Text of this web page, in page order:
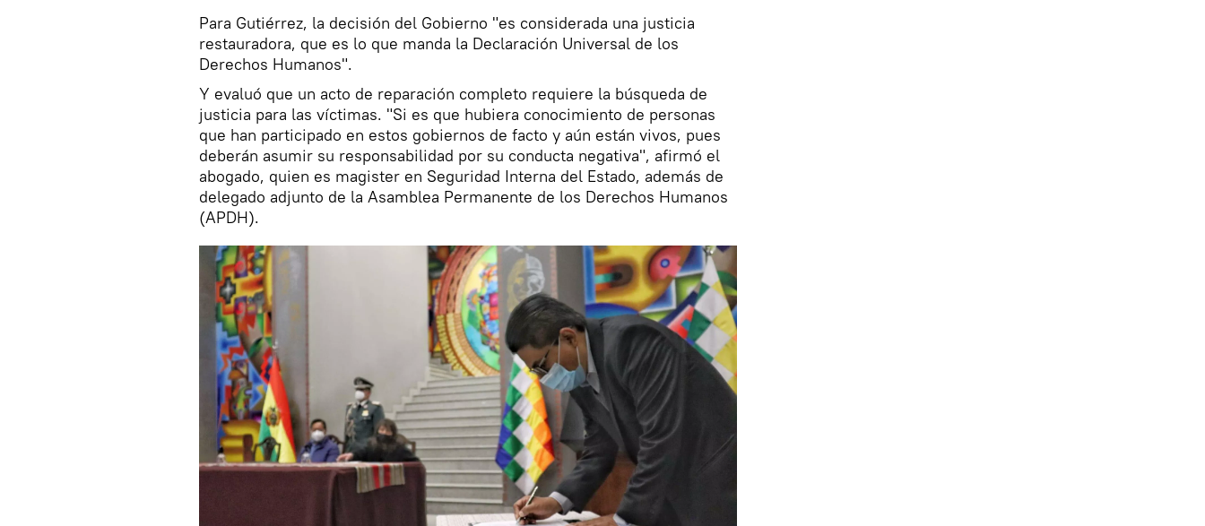
Para Gutiérrez, la decisión del Gobierno "es considerada una justicia
restauradora, que es lo que manda la Declaración Universal de los
Derechos Humanos".
Y evaluó que un acto de reparación completo requiere la búsqueda de
justicia para las víctimas. "Si es que hubiera conocimiento de personas
que han participado en estos gobiernos de facto y aún están vivos, pues
deberán asumir su responsabilidad por su conducta negativa", afirmó el
abogado, quien es magister en Seguridad Interna del Estado, además de
delegado adjunto de la Asamblea Permanente de los Derechos Humanos
(APDH).